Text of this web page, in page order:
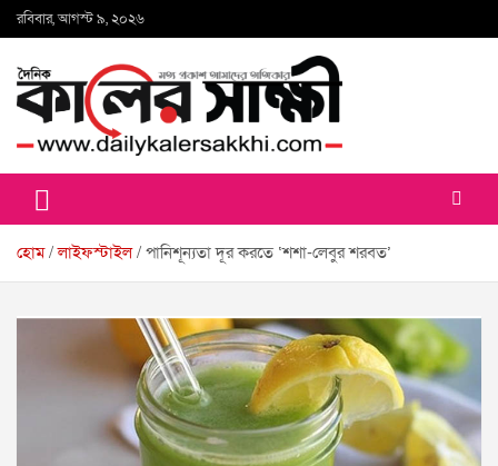
Skip
to
রবিবার, আগস্ট ৯, ২০২৬
কালের সাক্ষী
হোম লাইফস্টাইল পানিশূন্যতা দূর করতে ‘শশা-লেবুর শরবত’